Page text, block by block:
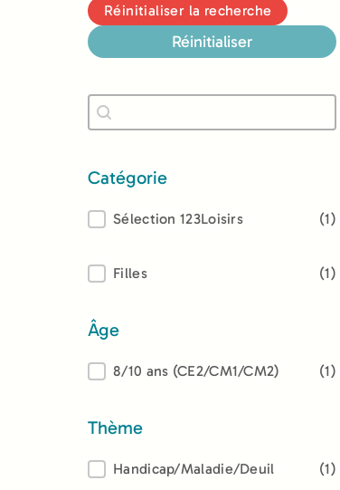
Réinitialiser la recherche
Réinitialiser
Recherche
Rechercher
Catégorie
Catégorie
Sélection 123Loisirs (1)
Lectorat
Filles (1)
Âge
Âge8/10 ans (CE2/CM1/CM2) (1)
Thème
Thème
Handicap/Maladie/Deuil (1)